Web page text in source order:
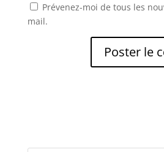
Prévenez-moi de tous les
mail.